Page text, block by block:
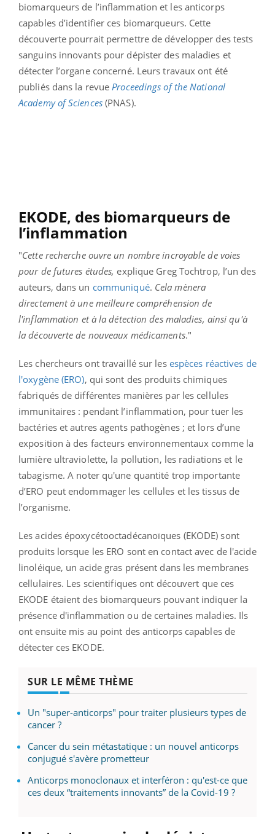
biomarqueurs de l’inflammation et les anticorps
capables d’identifier ces biomarqueurs. Cette
découverte pourrait permettre de développer des tests
sanguins innovants pour dépister des maladies et
détecter l’organe concerné. Leurs travaux ont été
publiés dans la revueProceedings of the National
Academy of Sciences(PNAS).
EKODE, des biomarqueurs de
l’inflammation
"Cette recherche ouvre un nombre incroyable de voies
pour de futures études, explique Greg Tochtrop, l’un des
auteurs, dans un communiqué. Cela mènera
directement à une meilleure compréhension de
l'inflammation et à la détection des maladies, ainsi qu'à
la découverte de nouveaux médicaments."
Les chercheurs ont travaillé sur les espèces réactives de
l'oxygène (ERO), qui sont des produits chimiques
fabriqués de différentes manières par les cellules
immunitaires : pendant l’inflammation, pour tuer les
bactéries et autres agents pathogènes ; et lors d’une
exposition à des facteurs environnementaux comme la
lumière ultraviolette, la pollution, les radiations et le
tabagisme.A noter qu'une quantité trop importante
d’ERO peut endommager les cellules et les tissus de
l’organisme.
Les acides époxycétooctadécanoïques (EKODE) sont
produits lorsque les ERO sont en contact avec de l'acide
linoléique, un acide gras présent dans les membranes
cellulaires. Les scientifiques ont découvert que ces
EKODE étaient des biomarqueurs pouvant indiquer la
présence d'inflammation ou de certaines maladies. Ils
ont ensuite mis au point des anticorps capables de
détecter ces EKODE.
SUR LE MÊME THÈME
Un "super-anticorps" pour traiter plusieurs types de
cancer ?
Cancer du sein métastatique : un nouvel anticorps
conjugué s'avère prometteur
Anticorps monoclonaux et interféron : qu'est-ce que
ces deux “traitements innovants” de la Covid-19 ?